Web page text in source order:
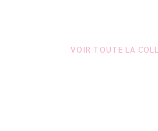
VOIR TOUTE LA